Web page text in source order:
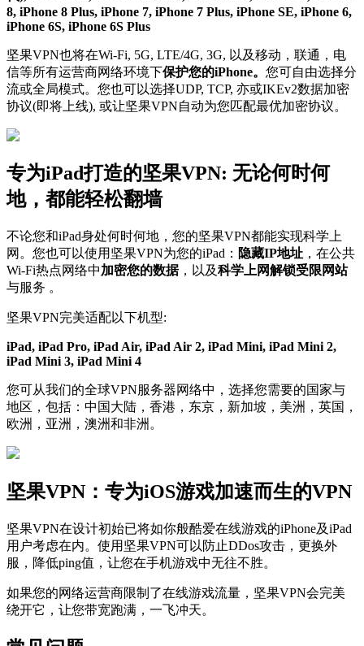
8, iPhone 8 Plus, iPhone 7, iPhone 7 Plus, iPhone SE, iPhone 6,
iPhone 6S, iPhone 6S Plus
坚果VPN也将在Wi-Fi, 5G, LTE/4G, 3G, 以及移动，联通，电
信等所有运营商网络环境下保护您的iPhone。 您可自由选择分
流或全局模式。您也可以选择UDP, TCP, 亦或IKEv2数据加密
协议(即将上线), 或让坚果VPN自动为您匹配最优加密协议。
专为iPad打造的坚果VPN: 无论何时何
地，都能轻松翻墙
不论您和iPad身处何时何地，您的坚果VPN都能实现科学上
网。您也可以使用坚果VPN为您的iPad： 隐藏IP地址 ，在公共
Wi-Fi热点网络中加密您的数据，以及科学上网解锁受限网站
与服务 。
坚果VPN完美适配以下机型:
iPad, iPad Pro, iPad Air, iPad Air 2, iPad Mini, iPad Mini 2,
iPad Mini 3, iPad Mini 4
您可从我们的全球VPN服务器网络中，选择您需要的国家与
地区，包括：中国大陆，香港，东京，新加坡，美洲，英国，
欧洲，亚洲，澳洲和非洲。
坚果VPN：专为iOS游戏加速而生的VPN
坚果VPN在设计初始已将如你般酷爱在线游戏的iPhone及iPad
用户考虑在内。使用坚果VPN可以防止DDos攻击，更换外
服，降低ping值，让您在手机游戏中无往不胜。
如果您的网络运营商限制了在线游戏流量，坚果VPN会完美
绕开它，让您带宽跑满，一飞冲天。